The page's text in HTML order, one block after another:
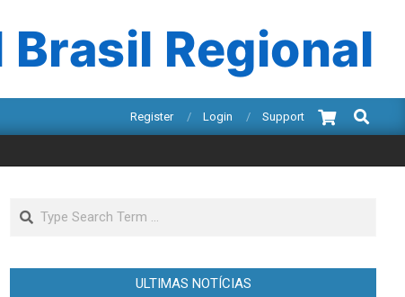
Brasil Regional
Register Login Support
Search
Search
ULTIMAS NOTÍCIAS